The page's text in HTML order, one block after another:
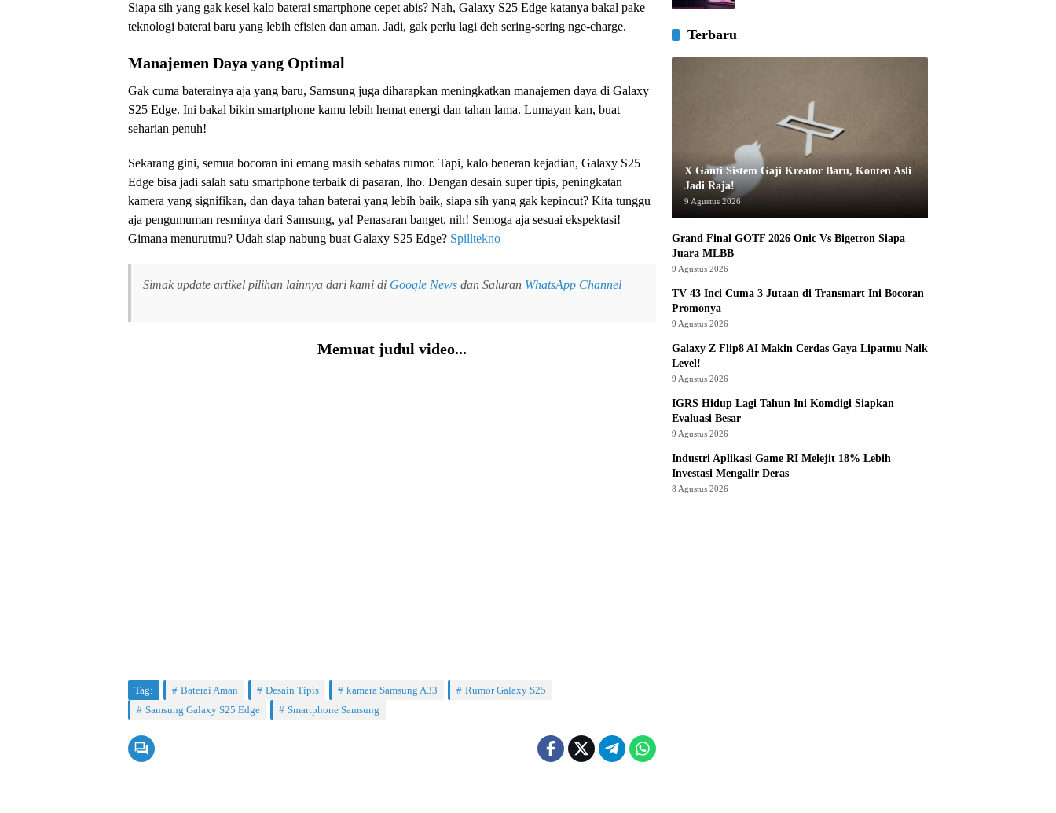
Siapa sih yang gak kesel kalo baterai smartphone cepet abis? Nah, Galaxy S25 Edge katanya bakal pake
teknologi baterai baru yang lebih efisien dan aman. Jadi, gak perlu lagi deh sering-sering nge-charge.
Manajemen Daya yang Optimal
Gak cuma baterainya aja yang baru, Samsung juga diharapkan meningkatkan manajemen daya di Galaxy
S25 Edge. Ini bakal bikin smartphone kamu lebih hemat energi dan tahan lama. Lumayan kan, buat
seharian penuh!
Sekarang gini, semua bocoran ini emang masih sebatas rumor. Tapi, kalo beneran kejadian, Galaxy S25
Edge bisa jadi salah satu smartphone terbaik di pasaran, lho. Dengan desain super tipis, peningkatan
kamera yang signifikan, dan daya tahan baterai yang lebih baik, siapa sih yang gak kepincut? Kita tunggu
aja pengumuman resminya dari Samsung, ya! Penasaran banget, nih! Semoga aja sesuai ekspektasi!
Gimana menurutmu? Udah siap nabung buat Galaxy S25 Edge? Spilltekno
Simak update artikel pilihan lainnya dari kami di Google News dan Saluran WhatsApp Channel
Memuat judul video...
Tag: Baterai Aman Desain Tipis kamera Samsung A33
Rumor Galaxy S25
Samsung Galaxy S25 Edge
Smartphone Samsung
Terbaru
X Ganti Sistem Gaji Kreator Baru, Konten Asli
Jadi Raja!
9 Agustus 2026
Grand Final GOTF 2026 Onic Vs Bigetron Siapa
Juara MLBB
9 Agustus 2026
TV 43 Inci Cuma 3 Jutaan di Transmart Ini Bocoran
Promonya
9 Agustus 2026
Galaxy Z Flip8 AI Makin Cerdas Gaya Lipatmu Naik
Level!
9 Agustus 2026
IGRS Hidup Lagi Tahun Ini Komdigi Siapkan
Evaluasi Besar
9 Agustus 2026
Industri Aplikasi Game RI Melejit 18% Lebih
Investasi Mengalir Deras
8 Agustus 2026